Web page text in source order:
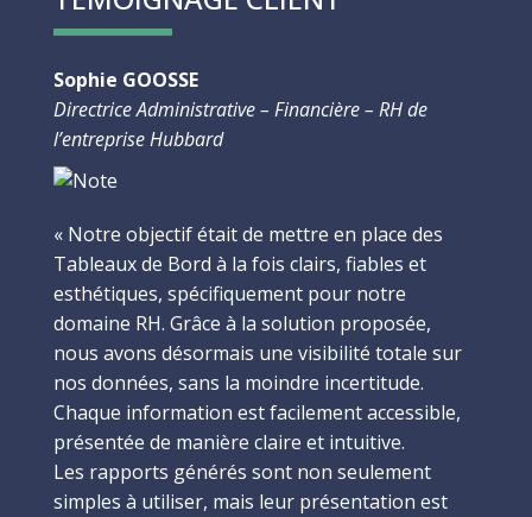
Sophie GOOSSE
Directrice Administrative – Financière – RH de
l’entreprise Hubbard
« Notre objectif était de mettre en place des
Tableaux de Bord à la fois clairs, fiables et
esthétiques, spécifiquement pour notre
domaine RH. Grâce à la solution proposée,
nous avons désormais une visibilité totale sur
nos données, sans la moindre incertitude.
Chaque information est facilement accessible,
présentée de manière claire et intuitive.
Les rapports générés sont non seulement
simples à utiliser, mais leur présentation est